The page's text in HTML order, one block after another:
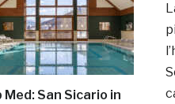
Med: San Sicario in